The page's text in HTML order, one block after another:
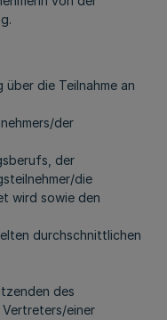
die Teilnahme an
der
der
die
wird sowie den
durchschnittlichen
des
Vertreters/einer